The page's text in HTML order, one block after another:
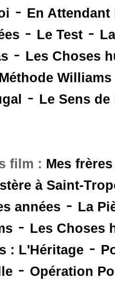
- En
- Le Test -
- Les Choses
Williams
- Le Sens
film : Mes
à Saint-
années - La
- Les Choses
: L'Héritage -
- Opération